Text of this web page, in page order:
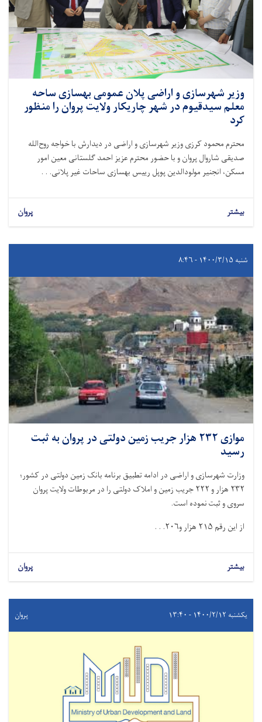
وزیر شهرسازی و اراضی پلان عمومی بهسازی ساحه
معلم سیدقیوم در شهر چاریکار ولایت پروان را منظور
کرد
محترم محمود کرزی وزیر شهرسازی و اراضی در دیدارش با خواجه روح‌الله
صدیقی شاروال پروان و با حضور محترم عزیز احمد گلستانی معین امور
مسکن، انجنیر مولودالدین پوپل رییس بهسازی ساحات غیر پلانی. . .
بیشتر پروان
شنبه ۱۴۰۰/۳/۱۵ - ۸:۴۶
موازی ۲۳۲ هزار جریب زمین دولتی در پروان به ثبت
رسید
وزارت شهرسازی و اراضی در ادامه تطبیق برنامه بانک زمین دولتی در کشور؛
۲۳۲ هزار و ۲۲۲ جریب زمین و املاک دولتی را در مربوطات ولایت پروان
سروی و ثبت نموده است.
از این رقم ۲۱۵ هزار و۲۰۶. . .
بیشتر پروان
یکشنبه ۱۴۰۰/۲/۱۲ - ۱۳:۴۰ پروان